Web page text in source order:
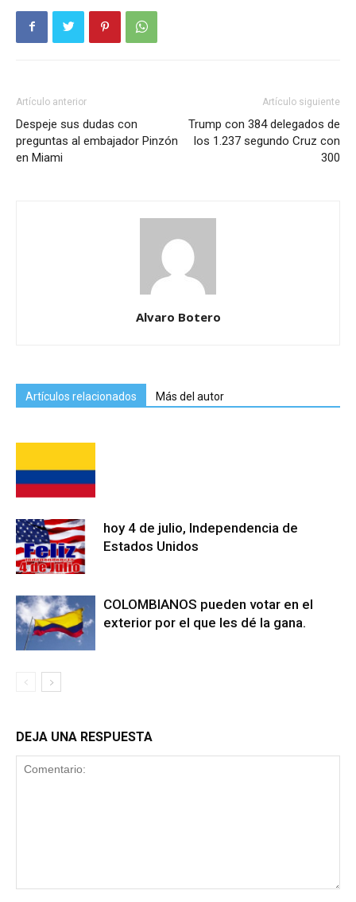
Artículo anterior
Despeje sus dudas con
preguntas al embajador Pinzón
en Miami
Artículo siguiente
Trump con 384 delegados de
los 1.237 segundo Cruz con
300
Alvaro Botero
Artículos relacionados Más del autor
hoy 4 de julio, Independencia de
Estados Unidos
COLOMBIANOS pueden votar en el
exterior por el que les dé la gana.
DEJA UNA RESPUESTA